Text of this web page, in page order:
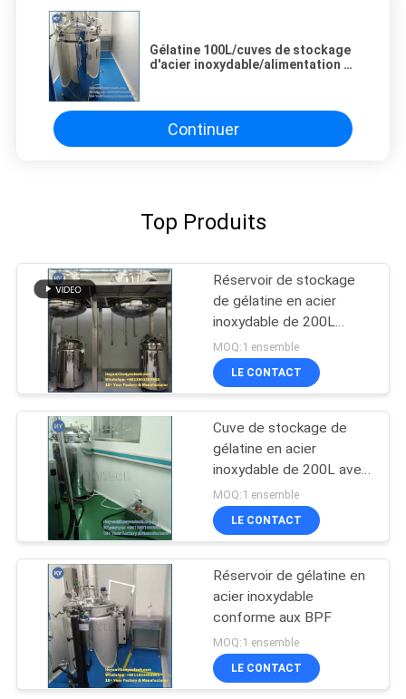
Gélatine 100L/cuves de stockage
d'acier inoxydable/alimentation en
Continuer
Top Produits
Réservoir de stockage
de gélatine en acier
inoxydable de 200L
SUS304/316L
MOQ:1 ensemble
LE CONTACT
Cuve de stockage de
gélatine en acier
inoxydable de 200L avec
contrôle de la
température
MOQ:1 ensemble
LE CONTACT
Réservoir de gélatine en
acier inoxydable
conforme aux BPF
MOQ:1 ensemble
LE CONTACT